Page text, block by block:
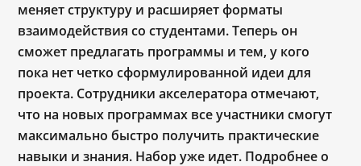
меняет структуру и расширяет форматы
взаимодействия со студентами. Теперь он
сможет предлагать программы и тем, у кого
пока нет четко сформулированной идеи для
проекта. Сотрудники акселератора отмечают,
что на новых программах все участники смогут
максимально быстро получить практические
навыки и знания. Набор уже идет. Подробнее о